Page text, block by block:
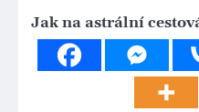
Jak na astrální